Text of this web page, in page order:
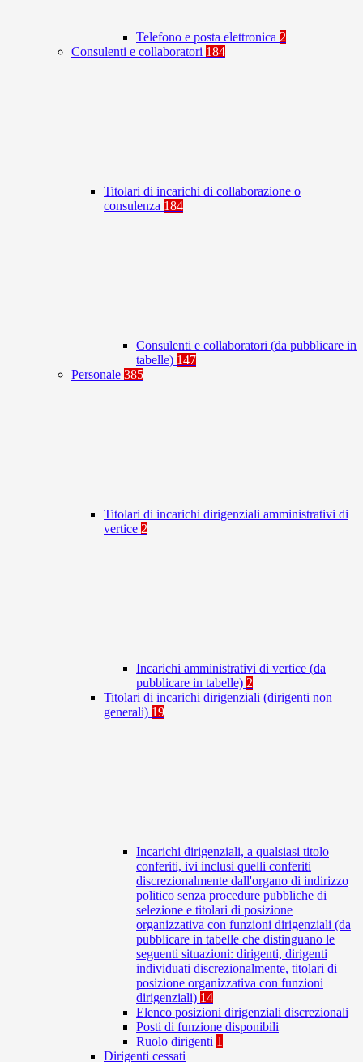
Telefono e posta elettronica 2
Consulenti e collaboratori 184
Titolari di incarichi di collaborazione o
consulenza 184
Consulenti e collaboratori (da pubblicare in
tabelle) 147
Personale 385
Titolari di incarichi dirigenziali amministrativi di
vertice 2
Incarichi amministrativi di vertice (da
pubblicare in tabelle) 2
Titolari di incarichi dirigenziali (dirigenti non
generali) 19
Incarichi dirigenziali, a qualsiasi titolo
conferiti, ivi inclusi quelli conferiti
discrezionalmente dall'organo di indirizzo
politico senza procedure pubbliche di
selezione e titolari di posizione
organizzativa con funzioni dirigenziali (da
pubblicare in tabelle che distinguano le
seguenti situazioni: dirigenti, dirigenti
individuati discrezionalmente, titolari di
posizione organizzativa con funzioni
dirigenziali) 14
Elenco posizioni dirigenziali discrezionali
Posti di funzione disponibili
Ruolo dirigenti 1
Dirigenti cessati